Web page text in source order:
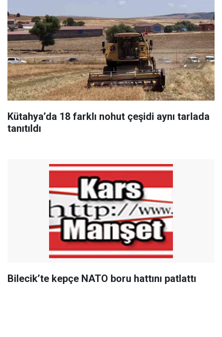
Kütahya’da 18 farklı nohut çeşidi aynı tarlada
tanıtıldı
Bilecik’te kepçe NATO boru hattını patlattı